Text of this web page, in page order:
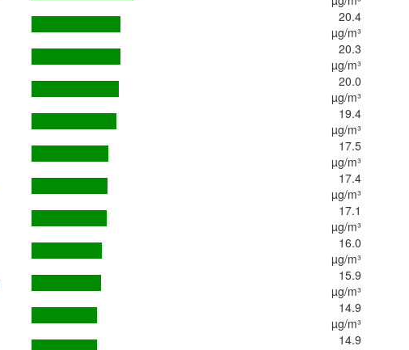
20.4
µg/m³
20.3
µg/m³
20.0
µg/m³
19.4
µg/m³
17.5
µg/m³
17.4
µg/m³
17.1
µg/m³
16.0
µg/m³
15.9
µg/m³
14.9
µg/m³
14.9